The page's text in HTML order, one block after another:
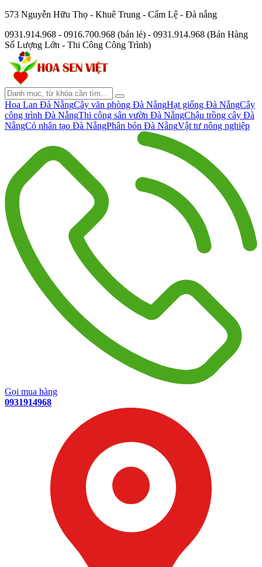
573 Nguyễn Hữu Thọ - Khuê Trung - Cẩm Lệ - Đà nẵng
0931.914.968 - 0916.700.968 (bán lẻ) - 0931.914.968 (Bán Hàng
Số Lượng Lớn - Thi Công Công Trình)
Hoa Lan Đà NẵngCây văn phòng Đà NẵngHạt giống Đà NẵngCây
công trình Đà NẵngThi công sân vườn Đà NẵngChậu trồng cây Đà
NẵngCỏ nhân tạo Đà NẵngPhân bón Đà NẵngVật tư nông nghiệp
Gọi mua hàng
0931914968